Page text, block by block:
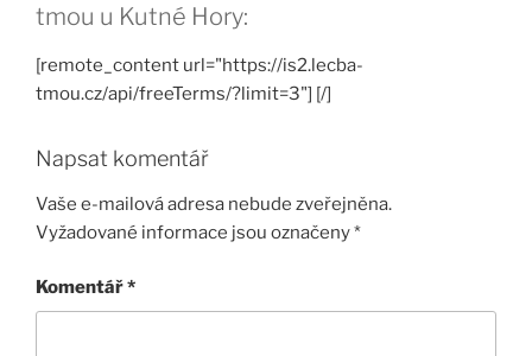
tmou u Kutné Hory:
[remote_content url="https://is2.lecba-
tmou.cz/api/freeTerms/?limit=3"] [/]
Napsat komentář
Vaše e-mailová adresa nebude zveřejněna.
Vyžadované informace jsou označeny*
Komentář*